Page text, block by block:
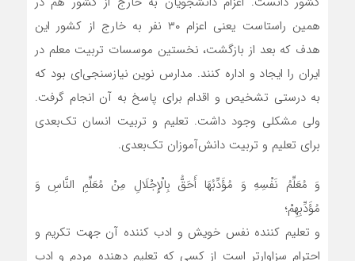
همین راستاست یعنی اعزام ۳۰ نفر به خارج از کشور این
هدف که بعد از بازگشت، نخستین موسسات تربیت معلم در
ایران را ایجاد و اداره کنند. مدارس نوین نیازسنجی‌ای بود که
به درستی تشخیص و اقدام برای پاسخ به آن انجام گرفت.
ولی مشکلی وجود داشت. تعلیم و تربیت انسان تک‌بعدی
برای تعلیم و تربیت دانش‌آموزان تک‌بعدی.
وَ مُعَلِّمُ نَفْسِهِ وَ مُؤَدِّبُهَا أَحَقُّ بِالْإِجْلَالِ مِنْ مُعَلِّمِ النَّاسِ وَ
مُؤَدِّبِهِمْ؛
و تعلیم کننده نفس خویش و ادب کننده آن جهت تکریم و
احترام سزاوارتر است از کسی که تعلیم دهنده مردم و ادب